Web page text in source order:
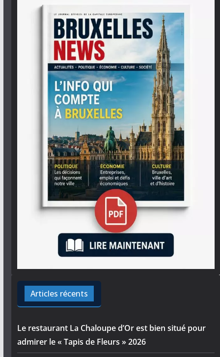
Articles récents
Le restaurant La Chaloupe d’Or est bien situé pour
admirer le « Tapis de Fleurs » 2026